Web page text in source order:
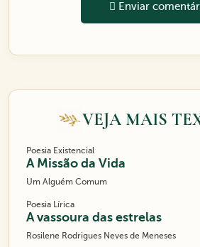
Enviar
VEJA MAIS
Poesia Existencial
A Missão da Vida
Um Alguém Comum
Poesia Lírica
A vassoura das estrelas
Rosilene Rodrigues Neves de Meneses